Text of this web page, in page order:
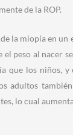
de la ROP.
la miopía en
peso al nacer
que los niños, y
adultos
lo cual